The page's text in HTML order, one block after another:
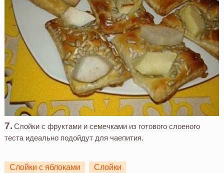
Слойки с фруктами и семечками из готового слоеного
теста идеально подойдут для чаепития.
Слойки с яблоками Слойки